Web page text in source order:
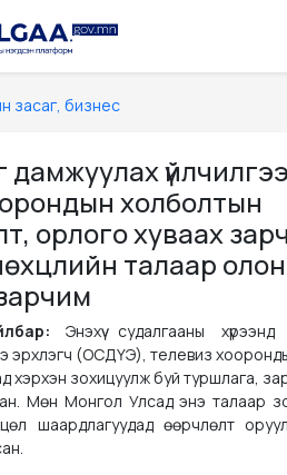
засаг, бизнес
дамжуулах
холболтын
орлого хуваах
талаар
Энэхүү судалгааны
эрхлэгч (ОСДҮЭ), телевиз
хэрхэн зохицуулж буй туршлага,
Мөн Монгол Улсад энэ талаар
шаардлагуудад өөрчлөлт